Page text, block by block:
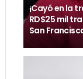
¡Cayó en la
RD$25 mil
San